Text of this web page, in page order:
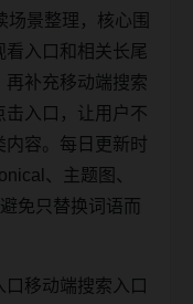
场景整理，核心围
看入口和相关长尾
再补充移动端搜索
击入口，让用户不
内容。每日更新时
、主题图、
免只替换词语而
移动端搜索入口